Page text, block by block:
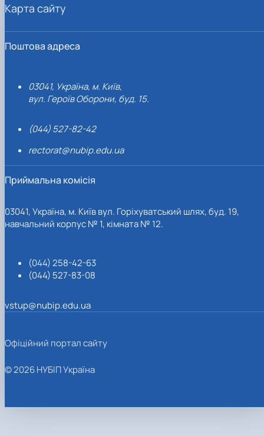
Поштова адреса
03041, Україна, м. Київ,
вул. Героїв Оборони, буд. 15.
(044) 527-82-42
rectorat@nubip.edu.ua
Приймальна комісія
03041, Україна, м. Київ вул. Горіхуватський шлях, буд. 19,
навчальний корпус № 1, кімната № 12.
(044) 258-42-63
(044) 527-83-08
vstup@nubip.edu.ua
Карта сайту
Офіційний портал сайту
© 2026 НУБІП Україна